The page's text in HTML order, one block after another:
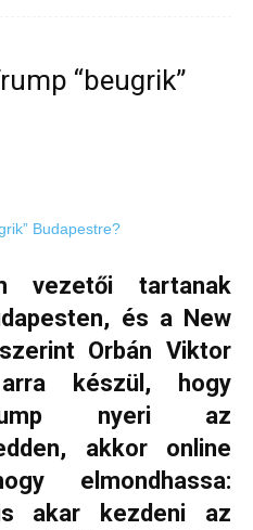
“beugrik”
vezetői tartanak
és a New
Orbán Viktor
készül, hogy
nyeri az
akkor online
elmondhassa:
akar kezdeni az